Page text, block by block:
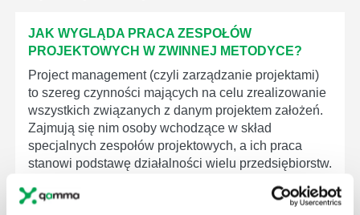
JAK WYGLĄDA PRACA ZESPOŁÓW
PROJEKTOWYCH W ZWINNEJ METODYCE?
Project management (czyli zarządzanie projektami)
to szereg czynności mających na celu zrealizowanie
wszystkich związanych z danym projektem założeń.
Zajmują się nim osoby wchodzące w skład
specjalnych zespołów projektowych, a ich praca
stanowi podstawę działalności wielu przedsiębiorstw.